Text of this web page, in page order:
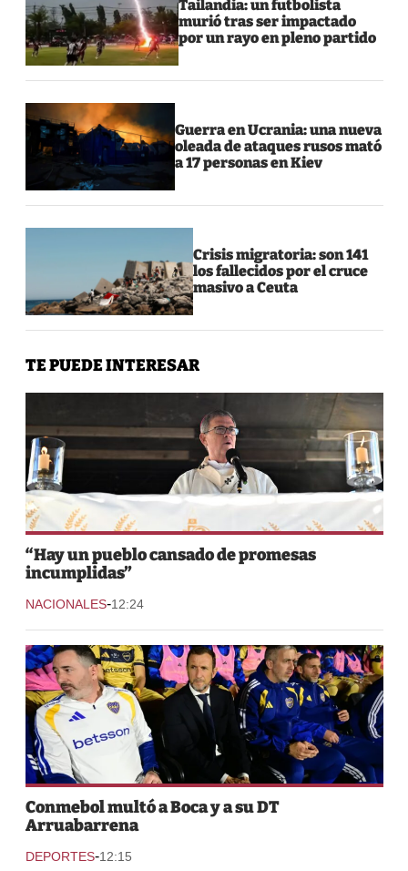
Tailandia: un futbolista
murió tras ser impactado
por un rayo en pleno partido
Guerra en Ucrania: una nueva
oleada de ataques rusos mató
a 17 personas en Kiev
Crisis migratoria: son 141
los fallecidos por el cruce
masivo a Ceuta
TE PUEDE INTERESAR
“Hay un pueblo cansado de promesas
incumplidas”
NACIONALES-12:24
Conmebol multó a Boca y a su DT
Arruabarrena
DEPORTES-12:15